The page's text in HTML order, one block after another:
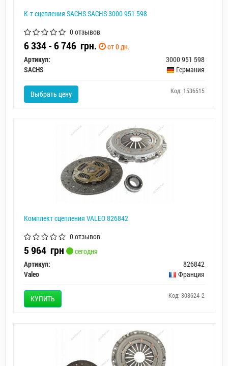
К-т сцепления SACHS SACHS 3000 951 598
0 отзывов
6 334 - 6 746 грн.
от 0 дн.
Артикул:
3000 951 598
SACHS
Германия
Выбрать цену Код: 1536515
Комплект сцепления VALEO 826842
0 отзывов
5 964 грн
сегодня
Артикул:
826842
Valeo
Франция
КУПИТЬ Код: 308624-2